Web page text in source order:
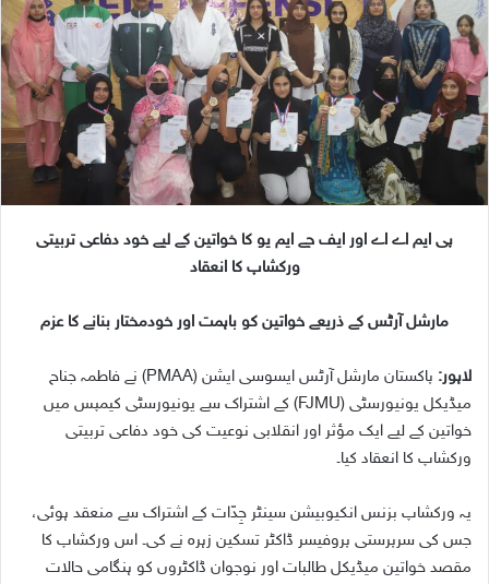
e
m
a
i
l
پی ایم اے اے اور ایف جے ایم یو کا خواتین کے لیے خود دفاعی تربیتی
ورکشاپ کا انعقاد
مارشل آرٹس کے ذریعے خواتین کو باہمت اور خودمختار بنانے کا عزم
لاہور:
پاکستان مارشل آرٹس ایسوسی ایشن (PMAA) نے فاطمہ جناح
میڈیکل یونیورسٹی (FJMU) کے اشتراک سے یونیورسٹی کیمپس میں
خواتین کے لیے ایک مؤثر اور انقلابی نوعیت کی خود دفاعی تربیتی
ورکشاپ کا انعقاد کیا۔
یہ ورکشاپ بزنس انکیوبیشن سینٹر جِدّات کے اشتراک سے منعقد ہوئی،
جس کی سرپرستی پروفیسر ڈاکٹر تسکین زہرہ نے کی۔ اس ورکشاپ کا
مقصد خواتین میڈیکل طالبات اور نوجوان ڈاکٹروں کو ہنگامی حالات